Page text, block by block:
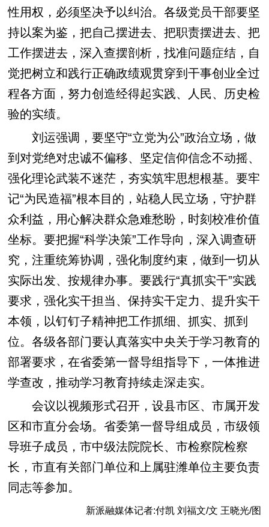
性用权，必须坚决予以纠治。各级党员干部要坚
持以案为鉴，把自己摆进去、把职责摆进去、把
工作摆进去，深入查摆剖析，找准问题症结，自
觉把树立和践行正确政绩观贯穿到干事创业全过
程各方面，努力创造经得起实践、人民、历史检
验的实绩。
刘运强调，要坚守“立党为公”政治立场，做
到对党绝对忠诚不偏移、坚定信仰信念不动摇、
强化理论武装不迷茫，夯实筑牢思想根基。要牢
记“为民造福”根本目的，站稳人民立场，守护群
众利益，用心解决群众急难愁盼，时刻校准价值
坐标。要把握“科学决策”工作导向，深入调查研
究，注重统筹协调，强化制度约束，做到一切从
实际出发、按规律办事。要践行“真抓实干”实践
要求，强化实干担当、保持实干定力、提升实干
本领，以钉钉子精神把工作抓细、抓实、抓到
位。各级各部门要认真落实中央关于学习教育的
部署要求，在省委第一督导组指导下，一体推进
学查改，推动学习教育持续走深走实。
会议以视频形式召开，设县市区、市属开发
区和市直分会场。省委第一督导组成员，市级领
导班子成员，市中级法院院长、市检察院检察
长，市直有关部门单位和上属驻潍单位主要负责
同志等参加。
新派融媒体记者:付凯 刘福文/文 王晓光/图